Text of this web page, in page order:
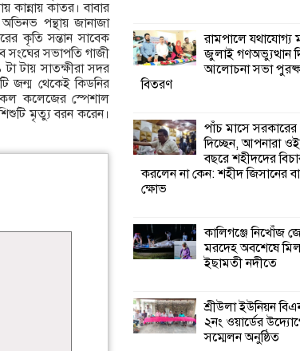
কান্নায় কাতর। বাবার
পন্থায় জানাজা
কৃতি সন্তান সাবেক
সংঘের সভাপতি গাজী
টায় সাতক্ষীরা সদর
জন্ম থেকেই কিডনির
কলেজের স্পেশাল
মৃত্যু বরন করেন।
কালিগঞ্জে নিখোঁজ
মরদেহ অবশেষে
ইছামতী নদীতে
২নং ওয়ার্ডের
কর্মী সম্মেলন
শ্যামনগরে জলবায়ু
শিখন ও অভিজ্ঞতা বিনিময় সভা
শ্যামনগরে বনবিভাগ
মতবিনিময় সভা
রামপালে যথাযোগ্য
জুলাই গণঅভ্যুত্থান
আলোচনা সভা
বিতরণ
পাঁচ মাসে
দিচ্ছেন, আপনারা
বছরে শহীদদের
করলেন না কেন: শহীদ জিসানের
ক্ষোভ
কালিগঞ্জে নিখোঁজ
মরদেহ অবশেষে
ইছামতী নদীতে
শ্রীউলা ইউনিয়ন
২নং ওয়ার্ডের
সম্মেলন অনুষ্ঠিত